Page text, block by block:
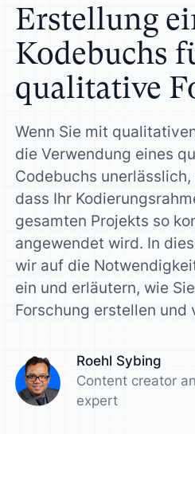
Erstellung
Kodebuchs
qualitative
Wenn Sie mit
die Verwendung eines
Codebuchs
dass Ihr
gesamten Projekts so
angewendet wird. In
wir auf die
ein und erläutern, wie
Forschung erstellen und
Roehl Sybing
Content creator
expert